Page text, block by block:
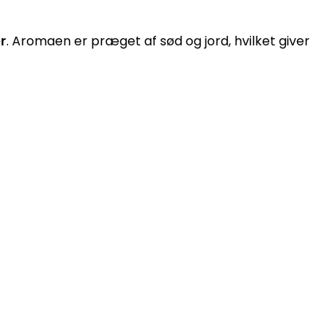
. Aromaen er præget af sød og jord, hvilket